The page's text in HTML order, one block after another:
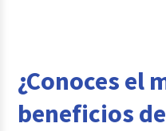
¿Conoces el
beneficios